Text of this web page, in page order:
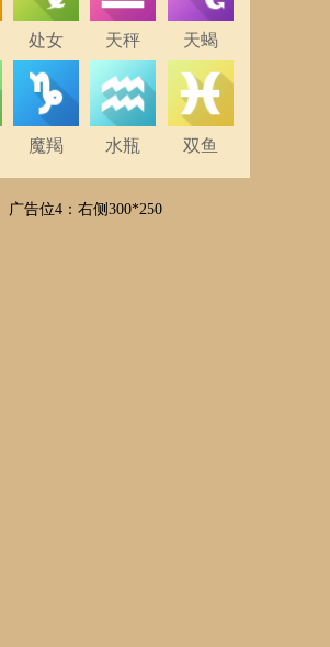
处女 天秤 天蝎
魔羯 水瓶 双鱼
广告位4：右侧300*250